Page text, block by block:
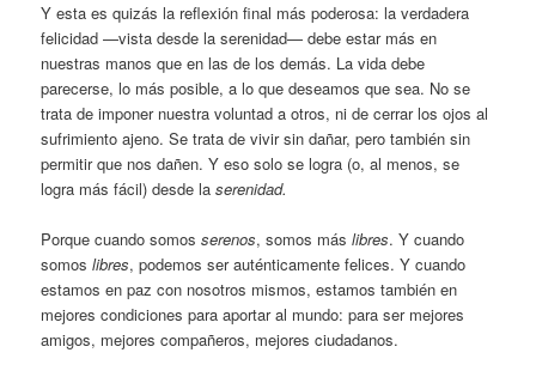
Y esta es quizás la reflexión final más poderosa: la verdadera
felicidad —vista desde la serenidad— debe estar más en
nuestras manos que en las de los demás. La vida debe
parecerse, lo más posible, a lo que deseamos que sea. No se
trata de imponer nuestra voluntad a otros, ni de cerrar los ojos al
sufrimiento ajeno. Se trata de vivir sin dañar, pero también sin
permitir que nos dañen. Y eso solo se logra (o, al menos, se
logra más fácil) desde laserenidad.
Porque cuando somosserenos, somos máslibres. Y cuando
somoslibres, podemos ser auténticamente felices. Y cuando
estamos en paz con nosotros mismos, estamos también en
mejores condiciones para aportar al mundo: para ser mejores
amigos, mejores compañeros, mejores ciudadanos.